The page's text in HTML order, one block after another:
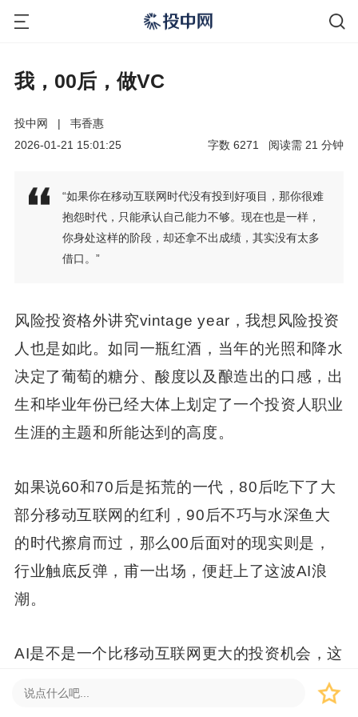
我，00后，做VC
投中网 |
韦香惠
2026-01-21 15:01:25
分钟
21
阅读需
6271
字数
“如果你在移动互联网时代没有投到好项目，那你很难
抱怨时代，只能承认自己能力不够。现在也是一样，
你身处这样的阶段，却还拿不出成绩，其实没有太多
借口。”
风险投资格外讲究vintage year，我想风险投资
人也是如此。如同一瓶红酒，当年的光照和降水
决定了葡萄的糖分、酸度以及酿造出的口感，出
生和毕业年份已经大体上划定了一个投资人职业
生涯的主题和所能达到的高度。
如果说60和70后是拓荒的一代，80后吃下了大
部分移动互联网的红利，90后不巧与水深鱼大
的时代擦肩而过，那么00后面对的现实则是，
行业触底反弹，甫一出场，便赶上了这波AI浪
潮。
AI是不是一个比移动互联网更大的投资机会，这
当然是个有待验证的命题，但想象空间总归足够
大，至少不缺出手机会，从这个意义上说，00